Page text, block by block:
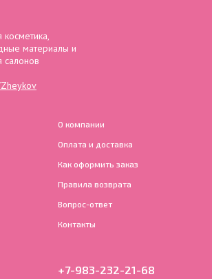
материалы и
салонов
О компании
Оплата и доставка
Как оформить заказ
Правила возврата
Вопрос-ответ
Контакты
+7-983-232-21-68